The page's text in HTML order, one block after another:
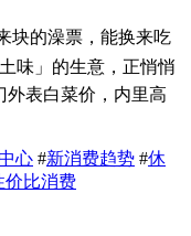
块的澡票，能换来吃
味」的生意，正悄悄
表白菜价，内里高
心 #新消费趋势 #休
价比消费